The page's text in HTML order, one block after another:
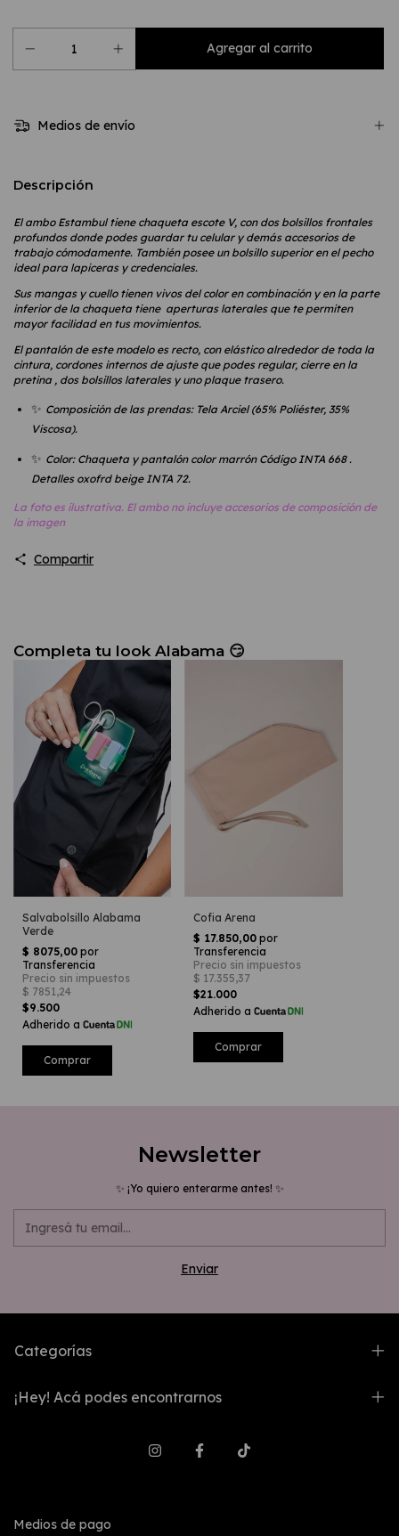
Medios de envío
Descripción
El ambo Estambultiene chaqueta escote V, con dos bolsillos frontales
profundos donde podes guardar tu celular y demás accesorios de
trabajo cómodamente. También posee un bolsillo superior en el pecho
ideal para lapiceras y credenciales.
Sus mangas y cuello tienen vivos del color en combinación y en la parte
inferior de la chaqueta tiene aperturas laterales que te permiten
mayor facilidad en tus movimientos.
El pantalón de este modelo es recto, con elástico alrededor de toda la
cintura, cordones internos de ajuste que podes regular, cierre en la
pretina , dos bolsillos laterales y uno plaque trasero.
✨ Composición de las prendas: Tela Arciel (65% Poliéster, 35%
Viscosa).
✨ Color: Chaqueta y pantalón color marrón Código INTA 668 .
Detalles oxofrd beige INTA 72.
La foto es ilustrativa. El ambo no incluye accesorios de composición de
la imagen
Compartir
Salvabolsillo Alabama
Verde
$9.500
Cofia Arena
$21.000
Newsletter
✨ ¡Yo quiero enterarme antes! ✨
Categorías
¡Hey! Acá podes encontrarnos
Medios de pago